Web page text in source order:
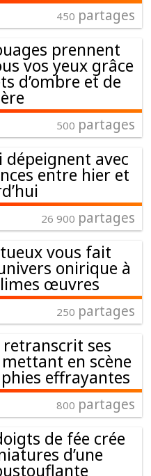
450 partages
prennent
vos yeux grâce
d’ombre et de
500 partages
avec
entre hier et
26 900 partages
vous fait
onirique à
œuvres
250 partages
retranscrit ses
en scène
effrayantes
800 partages
de fée crée
d’une